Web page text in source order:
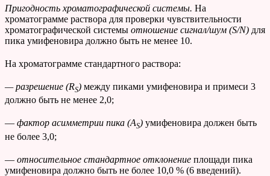
Пригодность хроматографической системы. На
хроматограмме раствора для проверки чувствительности
хроматографической системы отношение сигнал/шум (S/N) для
пика умифеновира должно быть не менее 10.
На хроматограмме стандартного раствора:
— разрешение (RS) между пиками умифеновира и примеси 3
должно быть не менее 2,0;
— фактор асимметрии пика (AS) умифеновира должен быть
не более 3,0;
— относительное стандартное отклонение площади пика
умифеновира должно быть не более 10,0 % (6 введений).